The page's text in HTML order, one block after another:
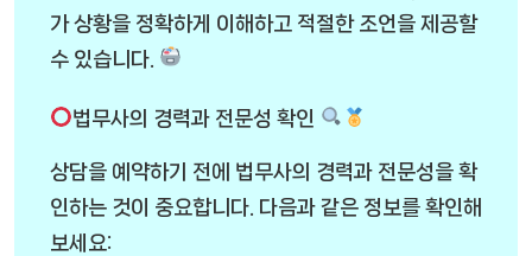
가 상황을 정확하게 이해하고 적절한 조언을 제공할
수 있습니다.
법무사의 경력과 전문성 확인
상담을 예약하기 전에 법무사의 경력과 전문성을 확
인하는 것이 중요합니다. 다음과 같은 정보를 확인해
보세요: